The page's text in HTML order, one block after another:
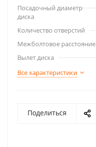
Посадочный диаметр
диска
Количество отверстий
Межболтовое расстояние
Вылет диска
Все характеристики
Поделиться